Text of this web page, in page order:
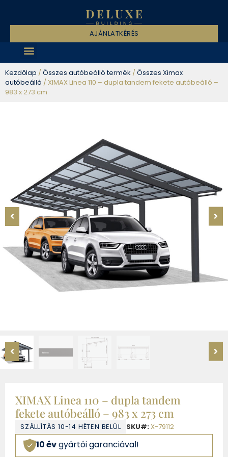
AJÁNLATKÉRÉS
Kezdőlap /Összes autóbeálló termék /Összes Ximax
autóbeálló / XIMAX Linea 110 – dupla tandem fekete autóbeálló –
983 x 273 cm
XIMAX Linea 110 – dupla tandem
fekete autóbeálló – 983 x 273 cm
SZÁLLÍTÁS 10-14 HÉTEN BELÜL SKU#: X-79112
10 évgyártói garanciával!